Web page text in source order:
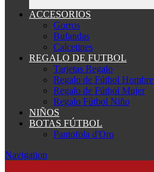
ACCESORIOS
Gorros
Bufandas
Calcetines
REGALO DE FUTBOL
Tarjetas Regalo
Regalo de Fútbol Hombre
Regalo de Fútbol Mujer
Regalo Fútbol Niño
NIÑOS
BOTAS FÚTBOL
Pantofola d'Oro
Navigation